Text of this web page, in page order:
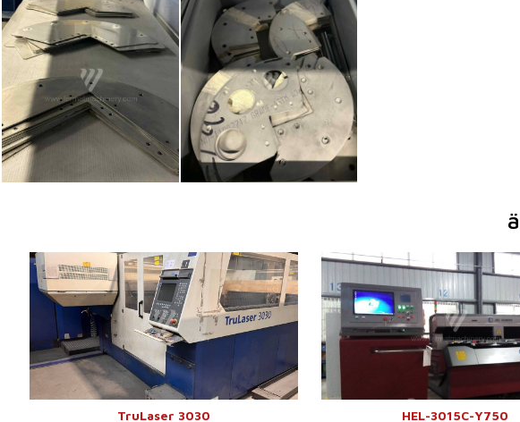
Baujahr:
2007
Max. Werkstücklänge
3000 mm
Max. Werkstückbreite
1500 mm
Max. Blechdicke
20 mm
Laserleistung
3200 W
Fiber
nein
Max. Werkstückgewicht
900 kg
Maschinenabmessungen L x
B x H
8800 x 6010 x 2400
mm
Maschinengewicht
12000 kg
TruLaser 3030
Baujahr:
2015
Max. Werkstücklänge
3000 mm
Max. Werkstückbreite1500 mm
Max. Blechdicke
12 mm
Laserleistung
750 W
ja
Kontrollsystem
nein
HEL-3015C-Y750